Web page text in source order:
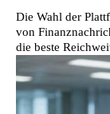
Die Wahl der
von
die beste